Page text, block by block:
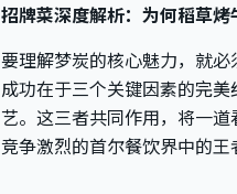
招牌菜深度解析：为何稻草烤
要理解梦炭的核心魅力，就
成功在于三个关键因素的完
艺。这三者共同作用，将一
竞争激烈的首尔餐饮界中的王